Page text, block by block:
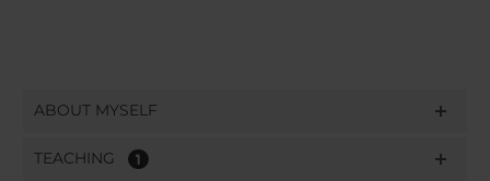
ABOUT MYSELF
TEACHING 1